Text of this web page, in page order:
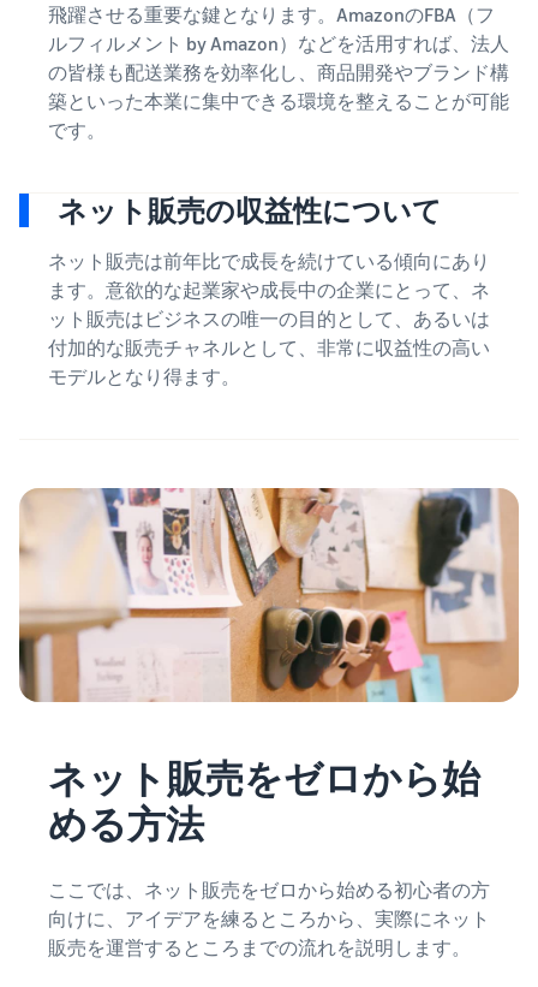
飛躍させる重要な鍵となります。AmazonのFBA（フ
ルフィルメント by Amazon）などを活用すれば、法人
の皆様も配送業務を効率化し、商品開発やブランド構
築といった本業に集中できる環境を整えることが可能
です。
ネット販売の収益性について
ネット販売は前年比で成長を続けている傾向にあり
ます。意欲的な起業家や成長中の企業にとって、ネ
ット販売はビジネスの唯一の目的として、あるいは
付加的な販売チャネルとして、非常に収益性の高い
モデルとなり得ます。
ネット販売をゼロから始
める方法
ここでは、ネット販売をゼロから始める初心者の方
向けに、アイデアを練るところから、実際にネット
販売を運営するところまでの流れを説明します。